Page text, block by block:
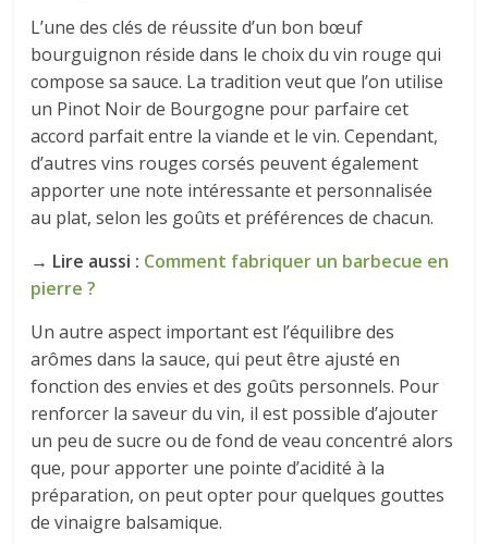
L’une des clés de réussite d’un bon bœuf
bourguignon réside dans le choix du vin rouge qui
compose sa sauce. La tradition veut que l’on utilise
un Pinot Noir de Bourgogne pour parfaire cet
accord parfait entre la viande et le vin. Cependant,
d’autres vins rouges corsés peuvent également
apporter une note intéressante et personnalisée
au plat, selon les goûts et préférences de chacun.
→ Lire aussi : Comment fabriquer un barbecue en
pierre ?
Un autre aspect important est l’équilibre des
arômes dans la sauce, qui peut être ajusté en
fonction des envies et des goûts personnels. Pour
renforcer la saveur du vin, il est possible d’ajouter
un peu de sucre ou de fond de veau concentré alors
que, pour apporter une pointe d’acidité à la
préparation, on peut opter pour quelques gouttes
de vinaigre balsamique.